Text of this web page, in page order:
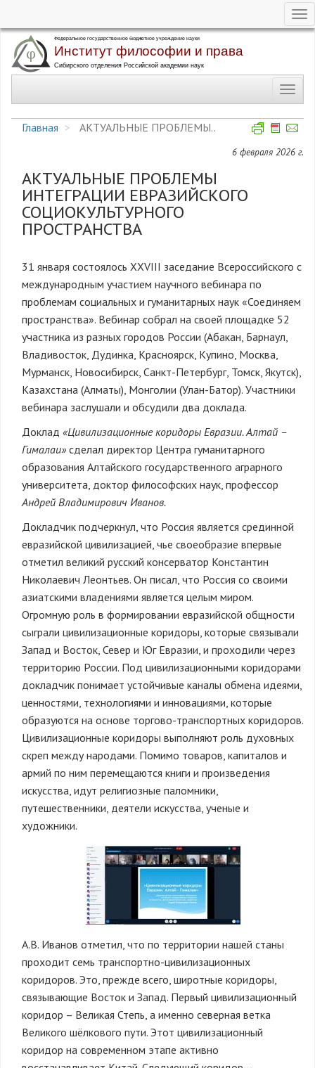
Перейти
основному
Главная
АКТУАЛЬНЫЕ ПРОБЛЕМЫ..
6 февраля 2026 г.
АКТУАЛЬНЫЕ ПРОБЛЕМЫ
ИНТЕГРАЦИИ ЕВРАЗИЙСКОГО
СОЦИОКУЛЬТУРНОГО
ПРОСТРАНСТВА
31 января состоялось XXVIII заседание Всероссийского с
международным участием научного вебинара по
проблемам социальных и гуманитарных наук «Соединяем
пространства». Вебинар собрал на своей площадке 52
участника из разных городов России (Абакан, Барнаул,
Владивосток, Дудинка, Красноярск, Купино, Москва,
Мурманск, Новосибирск, Санкт-Петербург, Томск, Якутск),
Казахстана (Алматы), Монголии (Улан-Батор). Участники
вебинара заслушали и обсудили два доклада.
Доклад «Цивилизационные коридоры Евразии. Алтай –
Гималаи» сделал директор Центра гуманитарного
образования Алтайского государственного аграрного
университета, доктор философских наук, профессор
Андрей Владимирович Иванов.
Докладчик подчеркнул, что Россия является срединной
евразийской цивилизацией, чье своеобразие впервые
отметил великий русский консерватор Константин
Николаевич Леонтьев. Он писал, что Россия со своими
азиатскими владениями является целым миром.
Огромную роль в формировании евразийской общности
сыграли цивилизационные коридоры, которые связывали
Запад и Восток, Север и Юг Евразии, и проходили через
территорию России. Под цивилизационными коридорами
докладчик понимает устойчивые каналы обмена идеями,
ценностями, технологиями и инновациями, которые
образуются на основе торгово-транспортных коридоров.
Цивилизационные коридоры выполняют роль духовных
скреп между народами. Помимо товаров, капиталов и
армий по ним перемещаются книги и произведения
искусства, идут религиозные паломники,
путешественники, деятели искусства, ученые и
художники.
А.В. Иванов отметил, что по территории нашей станы
проходит семь транспортно-цивилизационных
коридоров. Это, прежде всего, широтные коридоры,
связывающие Восток и Запад. Первый цивилизационный
коридор – Великая Степь, а именно северная ветка
Великого шёлкового пути. Этот цивилизационный
коридор на современном этапе активно